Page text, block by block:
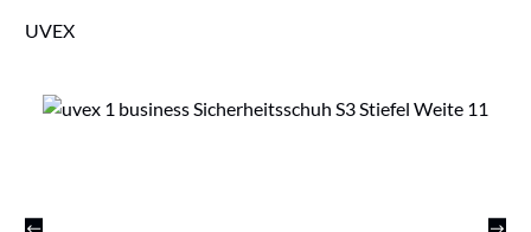
UVEX
Bildergalerie überspringen